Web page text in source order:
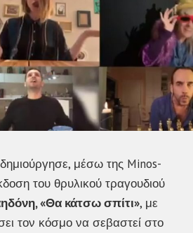
μέσω της Minos-
του θρυλικού τραγουδιού
«Θα κάτσω σπίτι», με
τον κόσμο να σεβαστεί στο